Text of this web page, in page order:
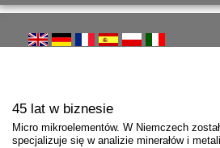
45 lat w biznesie
Micro mikroelementów. W Niemczech
specjalizuje się w analizie minerałów i